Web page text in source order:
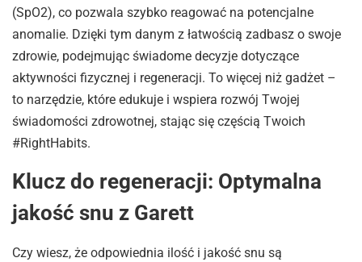
(SpO2), co pozwala szybko reagować na potencjalne
anomalie. Dzięki tym danym z łatwością zadbasz o swoje
zdrowie, podejmując świadome decyzje dotyczące
aktywności fizycznej i regeneracji. To więcej niż gadżet –
to narzędzie, które edukuje i wspiera rozwój Twojej
świadomości zdrowotnej, stając się częścią Twoich
#RightHabits.
Klucz do regeneracji: Optymalna
jakość snu z Garett
Czy wiesz, że odpowiednia ilość i jakość snu są